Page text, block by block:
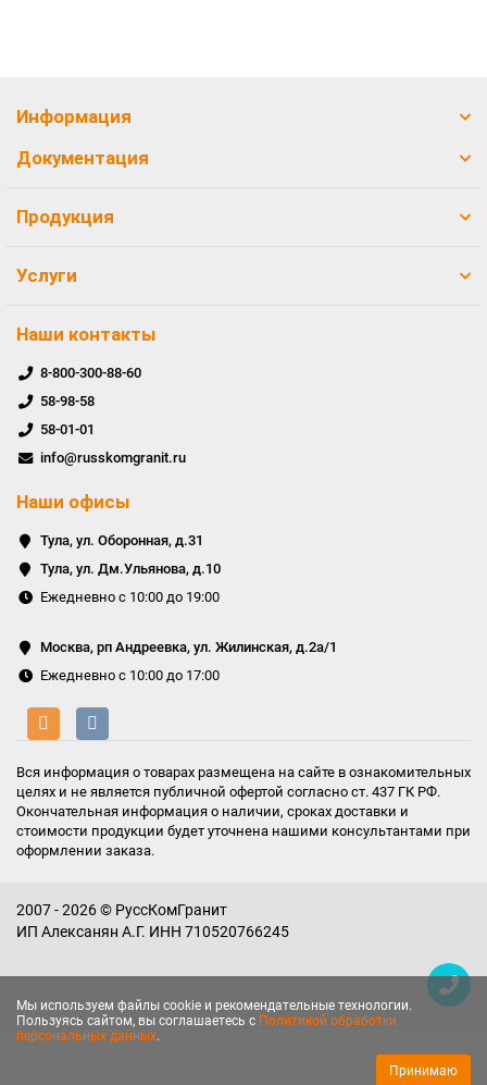
Мы используем файлы cookie и рекомендательные технологии.
Пользуясь сайтом, вы соглашаетесь с Политикой обработки
персональных данных.
Принимаю
Информация
Документация
Продукция
Услуги
Наши контакты
8-800-300-88-60
58-98-58
58-01-01
info@russkomgranit.ru
Наши офисы
Тула, ул. Оборонная, д.31
Тула, ул. Дм.Ульянова, д.10
Ежедневно с 10:00 до 19:00
Москва, рп Андреевка, ул. Жилинская, д.2а/1
Ежедневно с 10:00 до 17:00
Вся информация о товарах размещена на сайте в ознакомительных
целях и не является публичной офертой согласно ст. 437 ГК РФ.
Окончательная информация о наличии, сроках доставки и
стоимости продукции будет уточнена нашими консультантами при
оформлении заказа.
2007 - 2026 © РуссКомГранит
ИП Алексанян А.Г. ИНН 710520766245